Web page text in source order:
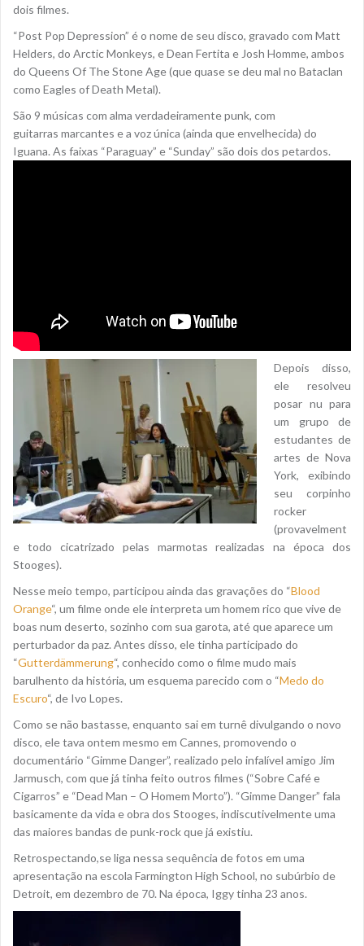
dois filmes.
“Post Pop Depression” é o nome de seu disco, gravado com Matt
Helders, do Arctic Monkeys, e Dean Fertita e Josh Homme, ambos
do Queens Of The Stone Age (que quase se deu mal no Bataclan
como Eagles of Death Metal).
São 9 músicas com alma verdadeiramente punk, com
guitarras marcantes e a voz única (ainda que envelhecida) do
Iguana. As faixas “Paraguay” e “Sunday” são dois dos petardos.
Depois disso,
ele resolveu
posar nu para
um grupo de
estudantes de
artes de Nova
York, exibindo
seu corpinho
rocker
(provavelment
e todo cicatrizado pelas marmotas realizadas na época dos
Stooges).
Nesse meio tempo, participou ainda das gravações do “Blood
Orange“, um filme onde ele interpreta um homem rico que vive de
boas num deserto, sozinho com sua garota, até que aparece um
perturbador da paz. Antes disso, ele tinha participado do
“Gutterdämmerung“, conhecido como o filme mudo mais
barulhento da história, um esquema parecido com o “Medo do
Escuro“, de Ivo Lopes.
Como se não bastasse, enquanto sai em turnê divulgando o novo
disco, ele tava ontem mesmo em Cannes, promovendo o
documentário “Gimme Danger”, realizado pelo infalível amigo Jim
Jarmusch, com que já tinha feito outros filmes (“Sobre Café e
Cigarros” e “Dead Man – O Homem Morto”). “Gimme Danger” fala
basicamente da vida e obra dos Stooges, indiscutivelmente uma
das maiores bandas de punk-rock que já existiu.
Retrospectando,se liga nessa sequência de fotos em uma
apresentação na escola Farmington High School, no subúrbio de
Detroit, em dezembro de 70. Na época, Iggy tinha 23 anos.